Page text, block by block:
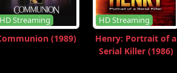
HD Streaming
(1989)
HD Streaming
Henry: Portrait of a
Serial Killer (1986)